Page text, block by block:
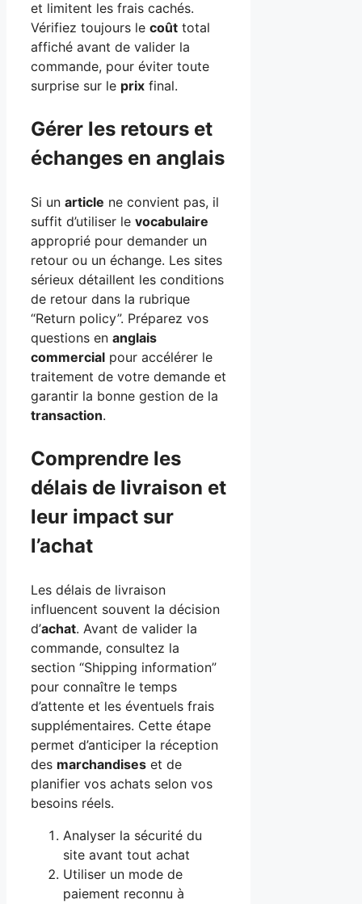
et limitent les frais cachés.
Vérifiez toujours le coût total
affiché avant de valider la
commande, pour éviter toute
surprise sur le prix final.
Gérer les retours et
échanges en anglais
Si un article ne convient pas, il
suffit d’utiliser le vocabulaire
approprié pour demander un
retour ou un échange. Les sites
sérieux détaillent les conditions
de retour dans la rubrique
“Return policy”. Préparez vos
questions en anglais
commercial pour accélérer le
traitement de votre demande et
garantir la bonne gestion de la
transaction.
Comprendre les
délais de livraison et
leur impact sur
l’achat
Les délais de livraison
influencent souvent la décision
d’achat. Avant de valider la
commande, consultez la
section “Shipping information”
pour connaître le temps
d’attente et les éventuels frais
supplémentaires. Cette étape
permet d’anticiper la réception
des marchandises et de
planifier vos achats selon vos
besoins réels.
Analyser la sécurité du
site avant tout achat
Utiliser un mode de
paiement reconnu à